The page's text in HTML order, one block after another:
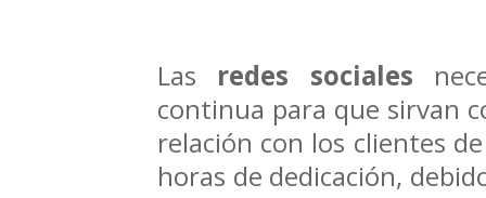
Las redes sociales
continua para que sirvan
relación con los clientes
horas de dedicación,